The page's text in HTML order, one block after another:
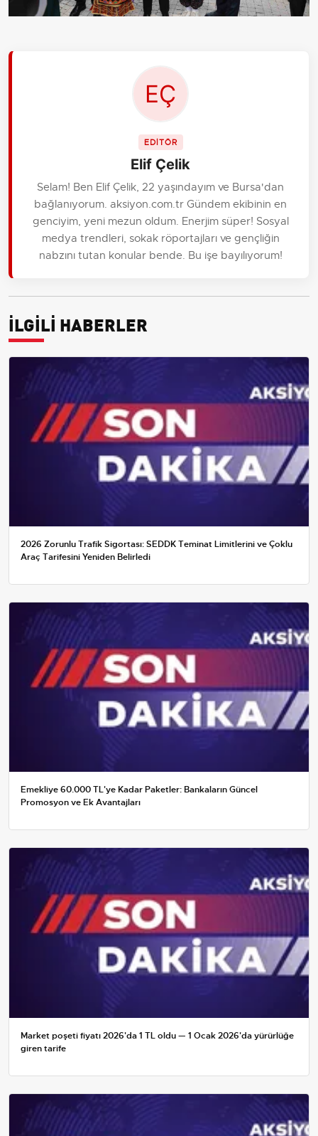
EDİTÖR
Elif Çelik
Selam! Ben Elif Çelik, 22 yaşındayım ve Bursa'dan
bağlanıyorum. aksiyon.com.tr Gündem ekibinin en
genciyim, yeni mezun oldum. Enerjim süper! Sosyal
medya trendleri, sokak röportajları ve gençliğin
nabzını tutan konular bende. Bu işe bayılıyorum!
İLGİLİ HABERLER
2026 Zorunlu Trafik Sigortası: SEDDK Teminat Limitlerini ve Çoklu
Araç Tarifesini Yeniden Belirledi
Emekliye 60.000 TL'ye Kadar Paketler: Bankaların Güncel
Promosyon ve Ek Avantajları
Market poşeti fiyatı 2026'da 1 TL oldu — 1 Ocak 2026'da yürürlüğe
giren tarife